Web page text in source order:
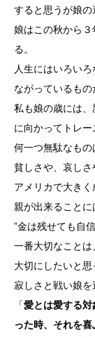
すると思うが娘の
娘はこの秋から
る。
人生にはいろい
ながっているもの
私も娘の歳には
に向かってトレー
何一つ無駄なもの
貧しさや、哀しさ
アメリカで大きく
親が出来ることに
”金は残せても自
一番大切なこと
大切にしたいと思
寂しさと戦い娘を
「愛とは愛する
った時、それを喜